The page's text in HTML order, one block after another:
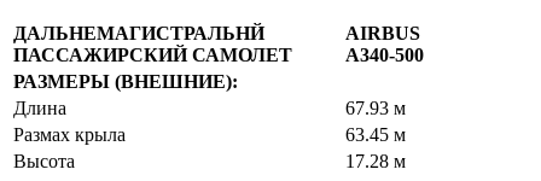
ДАЛЬНЕМАГИСТРАЛЬНЙ
ПАССАЖИРСКИЙ САМОЛЕТ
AIRBUS
A340-500
РАЗМЕРЫ (ВНЕШНИЕ):
Длина
67.93 м
Размах крыла
63.45 м
Высота
17.28 м